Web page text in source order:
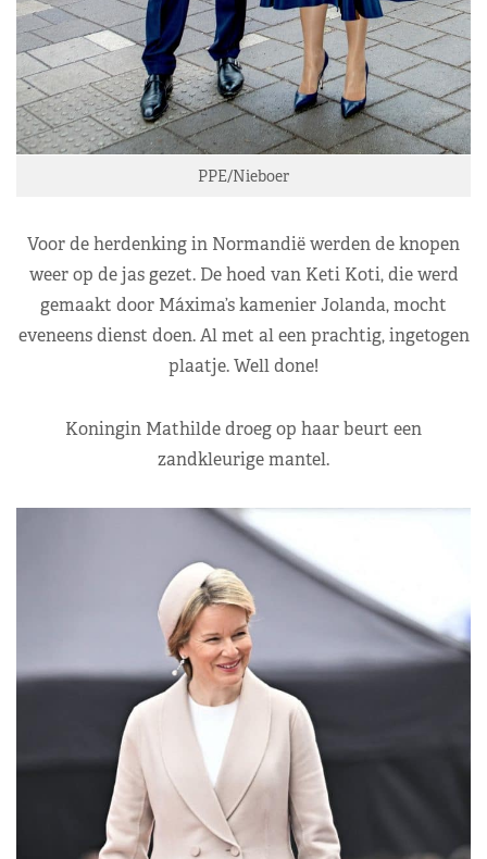
PPE/Nieboer
Voor de herdenking in Normandië werden de knopen
weer op de jas gezet. De hoed van Keti Koti, die werd
gemaakt door Máxima’s kamenier Jolanda, mocht
eveneens dienst doen. Al met al een prachtig, ingetogen
plaatje. Well done!
Koningin Mathilde droeg op haar beurt een
zandkleurige mantel.